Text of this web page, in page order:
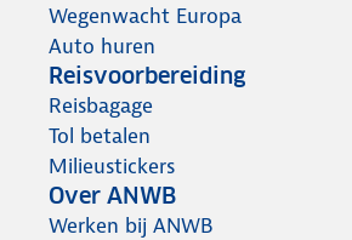
Wegenwacht Europa
Auto huren
Reisvoorbereiding
Reisbagage
Tol betalen
Milieustickers
Over ANWB
Werken bij ANWB